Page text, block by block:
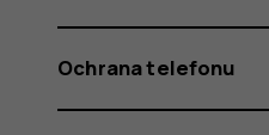
Ochrana telefonu